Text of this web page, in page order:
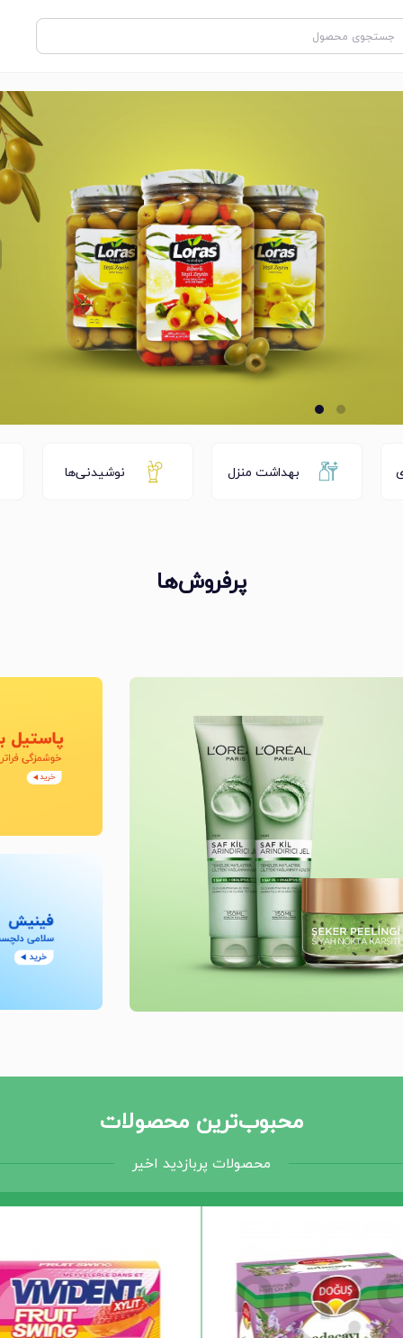
آبنبات منتوس 10.5 گرمی نعنایی مینی Mentos شکلات فندقی بوم باستیک 32 گرم Boom bastic
بهداشت منزل نوشیدنی‌ها
پرفروش‌ها
محبوب‌ترین محصولات
محصولات پربازدید اخیر